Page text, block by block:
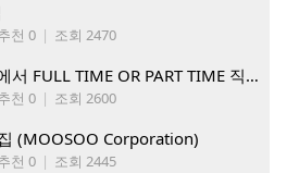
천 0 | 조회 2470
LYNNWOOD 지역 CPA 에서 FULL TIME OR PART TIME 직원을 찾습니다
천 0 | 조회 2600
(MOOSOO Corporation)
천 0 | 조회 2445